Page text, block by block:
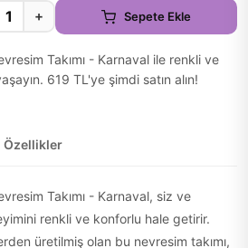
+ Sepete Ekle
Takımı - Karnaval ile renkli ve
619 TL'ye şimdi satın alın!
Özellikler
Takımı - Karnaval, siz ve
renkli ve konforlu hale getirir.
üretilmiş olan bu nevresim takımı,